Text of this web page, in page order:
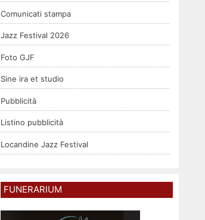
Comunicati stampa
Jazz Festival 2026
Foto GJF
Sine ira et studio
Pubblicità
Listino pubblicità
Locandine Jazz Festival
FUNERARIUM